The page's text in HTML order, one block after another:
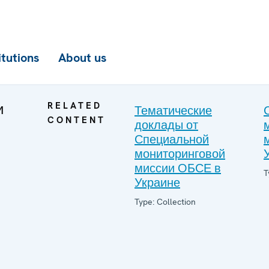
About us
RELATED
CONTENT
Тематические
доклады от
Специальной
мониторинговой
миссии ОБСЕ в
Украине
Type: Collection